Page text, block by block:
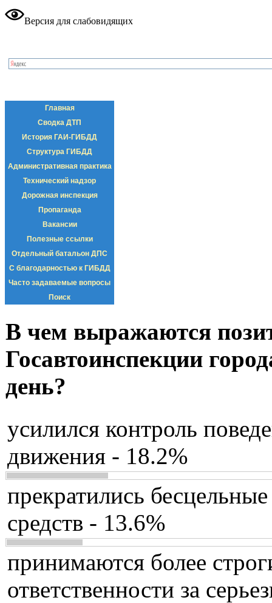
Версия для слабовидящих
Главная
Сводка ДТП
История ГАИ-ГИБДД
Структура ГИБДД
Административная практика
Технический надзор
Дорожная инспекция
Пропаганда
Вакансии
Полезные ссылки
Отдельный батальон ДПС
С благодарностью к ГИБДД
Часто задаваемые вопросы
Поиск
В чем выражаются
Госавтоинспекции
день?
усилился контроль
движения - 18.2%
прекратились
средств - 13.6%
принимаются более
ответственности за